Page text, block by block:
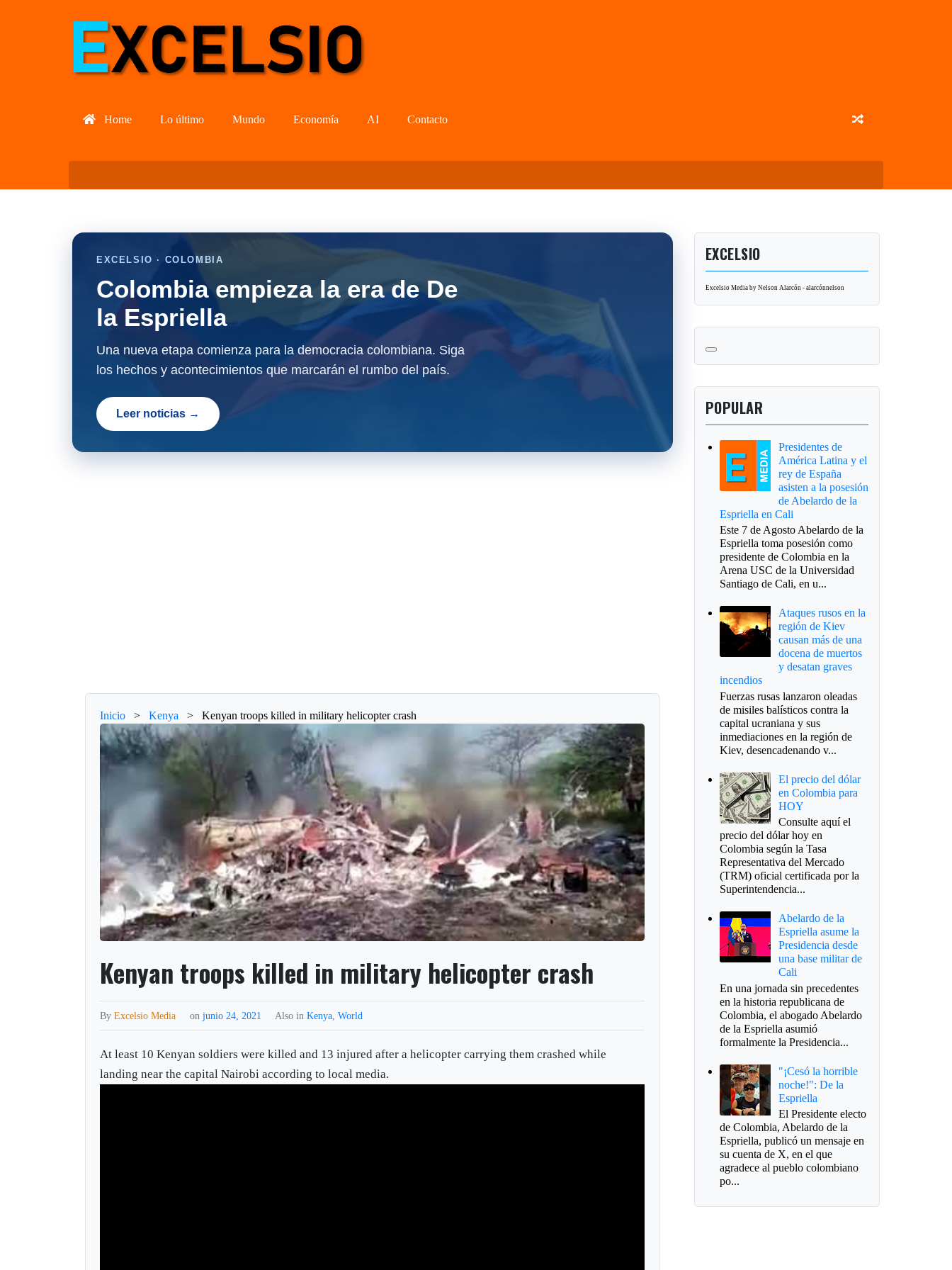
Home Lo último Mundo Economía AI Contacto
EXCELSIO · COLOMBIA
Colombia empieza la era de De
la Espriella
Una nueva etapa comienza para la democracia colombiana. Siga
los hechos y acontecimientos que marcarán el rumbo del país.
Leer noticias →
Inicio > Kenya > Kenyan troops killed in military helicopter crash
Kenyan troops killed in military helicopter crash
ByExcelsio Media onjunio 24, 2021 Also inKenya ,World
At least 10 Kenyan soldiers were killed and 13 injured after a helicopter carrying them crashed while
landing near the capital Nairobi according to local media.
EXCELSIO
Excelsio Media by Nelson Alarcón - alarcónnelson
POPULAR
Presidentes de
América Latina y el
rey de España
asisten a la posesión
de Abelardo de la
Espriella en Cali
Este 7 de Agosto Abelardo de la
Espriella toma posesión como
presidente de Colombia en la
Arena USC de la Universidad
Santiago de Cali, en u...
Ataques rusos en la
región de Kiev
causan más de una
docena de muertos
y desatan graves
incendios
Fuerzas rusas lanzaron oleadas
de misiles balísticos contra la
capital ucraniana y sus
inmediaciones en la región de
Kiev, desencadenando v...
El precio del dólar
en Colombia para
HOY
Consulte aquí el
precio del dólar hoy en
Colombia según la Tasa
Representativa del Mercado
(TRM) oficial certificada por la
Superintendencia...
Abelardo de la
Espriella asume la
Presidencia desde
una base militar de
Cali
En una jornada sin precedentes
en la historia republicana de
Colombia, el abogado Abelardo
de la Espriella asumió
formalmente la Presidencia...
"¡Cesó la horrible
noche!": De la
Espriella
El Presidente electo
de Colombia, Abelardo de la
Espriella, publicó un mensaje en
su cuenta de X, en el que
agradece al pueblo colombiano
po...